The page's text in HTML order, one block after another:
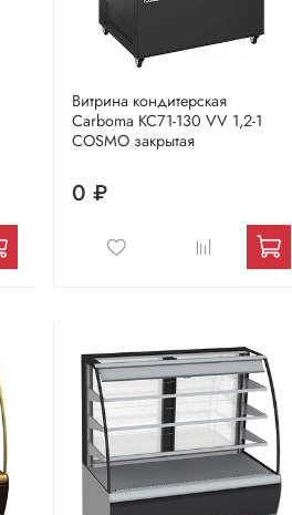
Витрина кондитерская
Carboma KC71-130 VV 1,2-1
COSMO закрытая
0 ₽